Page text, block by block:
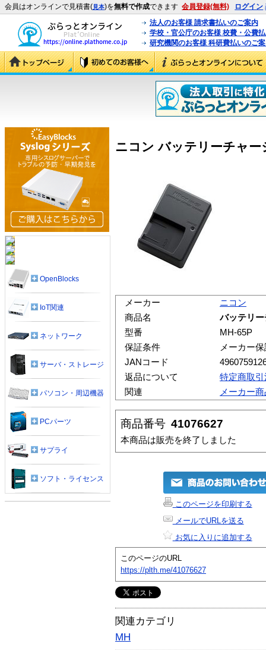
会員はオンラインで見積書(見本)を無料で作成できます 会員登録(無料) ログイン
法人のお客様 請求書払いのご案内
学校・官公庁のお客様 校費・公費
研究機関のお客様 科研費払いのご
ニコン バッテリーチャー
メーカー
ニコン
商品名
バッテリ
型番
MH-65P
保証条件
メーカー
JANコード
返品について
特定商取
関連
メーカー
商品番号 41076627
本商品は販売を終了しました
このページを印刷する
メールでURLを送る
お気に入りに追加する
このページのURL
https://plth.me/41076627
関連カテゴリ
MH
OpenBlocks
IoT関連
ネットワーク
サーバ・ストレージ
パソコン・周辺機器
PCパーツ
サプライ
ソフト・ライセンス